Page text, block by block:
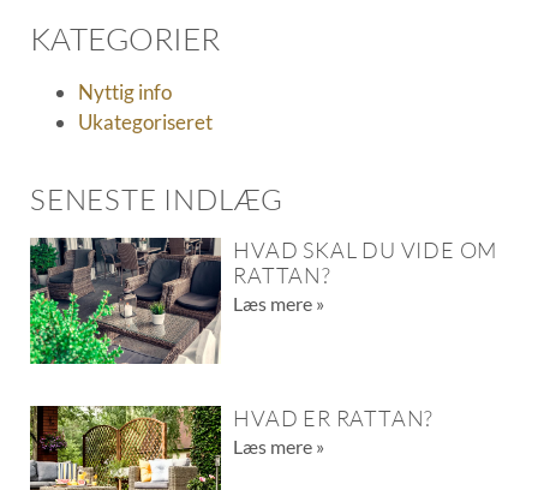
KATEGORIER
Nyttig info
Ukategoriseret
SENESTE INDLÆG
HVAD SKAL DU VIDE OM
RATTAN?
Læs mere »
HVAD ER RATTAN?
Læs mere »